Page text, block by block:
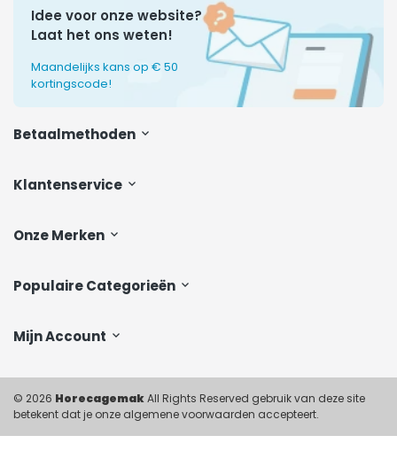
Klantenservice
Onze Merken
Populaire Categorieën
Mijn Account
Idee voor onze website?
Laat het ons weten!
Maandelijks kans op € 50
kortingscode!
Betaalmethoden
© 2026 HorecagemakAll Rights Reserved gebruik van deze site
betekent dat je onze algemene voorwaarden accepteert.